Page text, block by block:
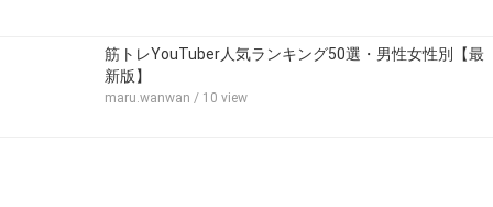
筋トレYouTuber人気ランキング50選・男性女性別【最
新版】
maru.wanwan / 10 view